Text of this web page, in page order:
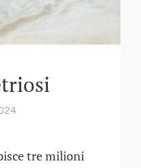
tre milioni